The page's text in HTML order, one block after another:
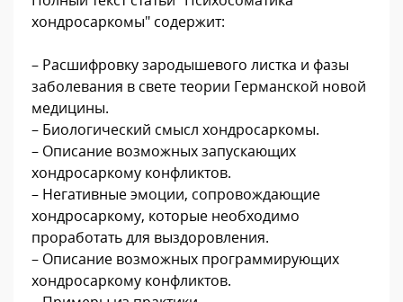
хондросаркомы" содержит:
– Расшифровку зародышевого листка и фазы
заболевания в свете теории Германской новой
медицины.
– Биологический смысл хондросаркомы.
– Описание возможных запускающих
хондросаркому конфликтов.
– Негативные эмоции, сопровождающие
хондросаркому, которые необходимо
проработать для выздоровления.
– Описание возможных программирующих
хондросаркому конфликтов.